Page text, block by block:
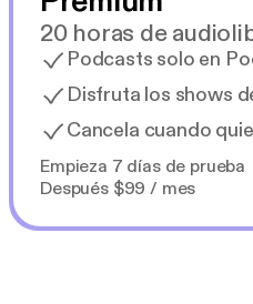
20 horas de
Podcasts solo en
Disfruta los shows
Cancela cuando
Empieza 7 días de prueba
Después $99 / mes